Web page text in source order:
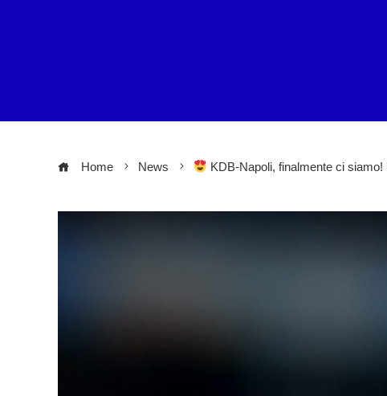
Home News KDB-Napoli, finalmente ci